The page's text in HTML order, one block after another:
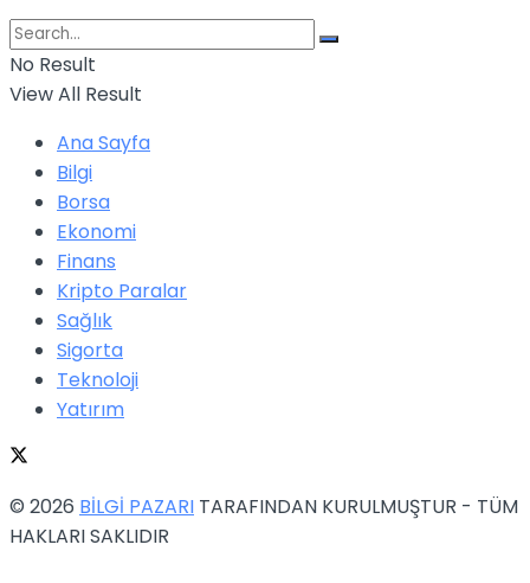
No Result
View All Result
Ana Sayfa
Bilgi
Borsa
Ekonomi
Finans
Kripto Paralar
Sağlık
Sigorta
Teknoloji
Yatırım
© 2026 BİLGİ PAZARI TARAFINDAN KURULMUŞTUR - TÜM
HAKLARI SAKLIDIR